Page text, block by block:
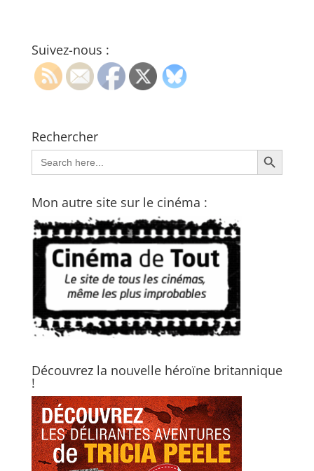
Suivez-nous :
Rechercher
Search
for:
Search Button
Mon autre site sur le cinéma :
Découvrez la nouvelle héroïne britannique
!